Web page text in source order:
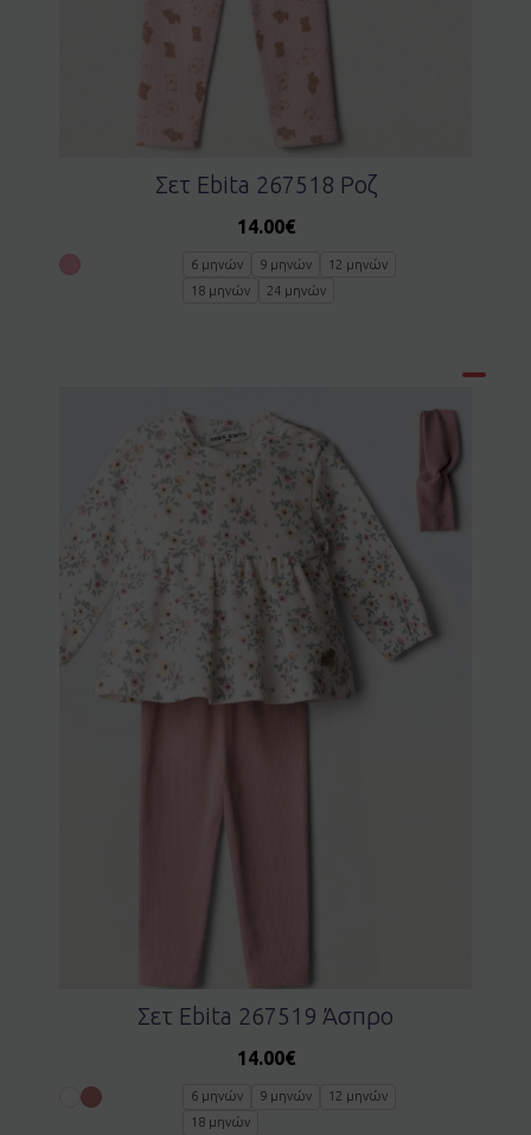
Σετ Ebita 267518 Ροζ
14.00€
6 μηνών 9 μηνών
12 μηνών
18 μηνών
24 μηνών
Σετ Ebita 267519 Άσπρο
14.00€
6 μηνών 9 μηνών
12 μηνών
18 μηνών